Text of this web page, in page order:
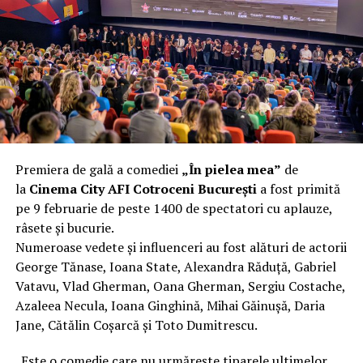
O comedie actuală și colorată, filmul„În pielea mea”
are premiera națională pe 10 februarie, distribuit de
T.R.I.B.E. Films.
Mai multe detalii, imagini de la filmări, fragmente din
film și declarații din partea actorilor sunt disponibile pe
paginile social media ale filmului deFacebook,
Instagram ,TikTok.
„În Pielea Mea”este un film produs de: CB MOTION
PICTURES.
Producător asociat: MAGNETIC MEDIA PRODUCTIONS;
Producător executiv: Adela Mara.
Manager producție: Iulia Cezara Roșu.
Casting: ELEPHANT MEDIA.
Realizat cu sprijinul:
Premiera de gală a comediei „În pielea mea” de
la Cinema City AFI Cotroceni Bucureștia fost primită
pe 9 februarie de peste 1400 de spectatori cu aplauze,
râsete și bucurie.
Numeroase vedete și influenceri au fost alături de actorii
George Tănase, Ioana State, Alexandra Răduță, Gabriel
Vatavu, Vlad Gherman, Oana Gherman, Sergiu Costache,
Azaleea Necula, Ioana Ginghină, Mihai Găinușă, Daria
Jane, Cătălin Coșarcă și Toto Dumitrescu.